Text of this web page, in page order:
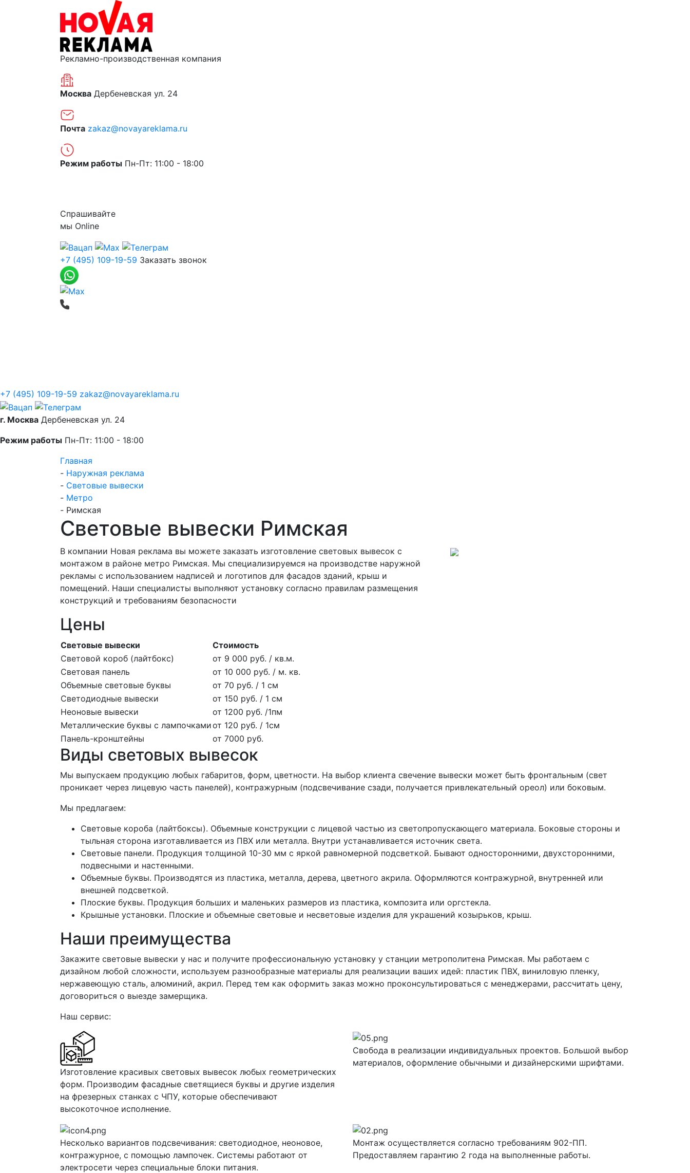
Рекламно-производственная компания
Москва Дербеневская ул. 24
Почта zakaz@novayareklama.ru
Режим работы Пн-Пт: 11:00 - 18:00
Спрашивайте
мы Online
+7 (495) 109-19-59 Заказать звонок
+7 (495) 109-19-59 zakaz@novayareklama.ru
г. Москва Дербеневская ул. 24
Режим работы Пн-Пт: 11:00 - 18:00
Главная
- Наружная реклама
- Световые вывески
- Метро
- Римская
Световые вывески Римская
В компании Новая реклама вы можете заказать изготовление световых вывесок с
монтажом в районе метро Римская. Мы специализируемся на производстве наружной
рекламы с использованием надписей и логотипов для фасадов зданий, крыш и
помещений. Наши специалисты выполняют установку согласно правилам размещения
конструкций и требованиям безопасности
Цены
Световые вывески
Стоимость
Световой короб (лайтбокс)
от 9 000 руб. / кв.м.
Световая панель
от 10 000 руб. / м. кв.
Объемные световые буквы
от 70 руб. / 1 см
Светодиодные вывески
от 150 руб. / 1 см
Неоновые вывески
от 1200 руб. /1пм
Металлические буквы с лампочкамиот 120 руб. / 1см
Панель-кронштейны
от 7000 руб.
Виды световых вывесок
Мы выпускаем продукцию любых габаритов, форм, цветности. На выбор клиента свечение вывески может быть фронтальным (свет
проникает через лицевую часть панелей), контражурным (подсвечивание сзади, получается привлекательный ореол) или боковым.
Мы предлагаем:
Световые короба (лайтбоксы). Объемные конструкции с лицевой частью из светопропускающего материала. Боковые стороны и
тыльная сторона изготавливается из ПВХ или металла. Внутри устанавливается источник света.
Световые панели. Продукция толщиной 10-30 мм с яркой равномерной подсветкой. Бывают односторонними, двухсторонними,
подвесными и настенными.
Объемные буквы. Производятся из пластика, металла, дерева, цветного акрила. Оформляются контражурной, внутренней или
внешней подсветкой.
Плоские буквы. Продукция больших и маленьких размеров из пластика, композита или оргстекла.
Крышные установки. Плоские и объемные световые и несветовые изделия для украшений козырьков, крыш.
Наши преимущества
Закажите световые вывески у нас и получите профессиональную установку у станции метрополитена Римская. Мы работаем с
дизайном любой сложности, используем разнообразные материалы для реализации ваших идей: пластик ПВХ, виниловую пленку,
нержавеющую сталь, алюминий, акрил. Перед тем как оформить заказ можно проконсультироваться с менеджерами, рассчитать цену,
договориться о выезде замерщика.
Наш сервис:
Изготовление красивых световых вывесок любых геометрических
форм. Производим фасадные светящиеся буквы и другие изделия
на фрезерных станках с ЧПУ, которые обеспечивают
высокоточное исполнение.
Свобода в реализации индивидуальных проектов. Большой выбор
материалов, оформление обычными и дизайнерскими шрифтами.
Несколько вариантов подсвечивания: светодиодное, неоновое,
контражурное, с помощью лампочек. Системы работают от
электросети через специальные блоки питания.
Монтаж осуществляется согласно требованиям 902-ПП.
Предоставляем гарантию 2 года на выполненные работы.